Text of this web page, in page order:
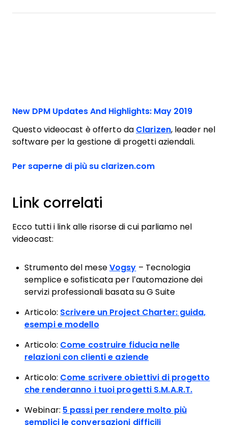
New DPM Updates And Highlights: May 2019
Questo videocast è offerto da Clarizen, leader nel
software per la gestione di progetti aziendali.
Per saperne di più su clarizen.comOpens new
Link correlati
Ecco tutti i link alle risorse di cui parliamo nel
videocast:
Strumento del mese Vogsy – Tecnologia
semplice e sofisticata per l’automazione dei
servizi professionali basata su G Suite
Articolo: Scrivere un Project Charter: guida,
esempi e modello
Articolo: Come costruire fiducia nelle
relazioni con clienti e aziende
Articolo: Come scrivere obiettivi di progetto
che renderanno i tuoi progetti S.M.A.R.T.
Webinar: 5 passi per rendere molto più
semplici le conversazioni difficili